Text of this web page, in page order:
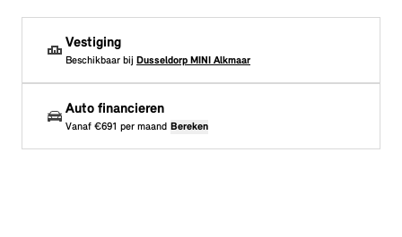
Vestiging
Beschikbaar bij Dusseldorp MINI Alkmaar
Auto financieren
Vanaf €691 per maand Bereken